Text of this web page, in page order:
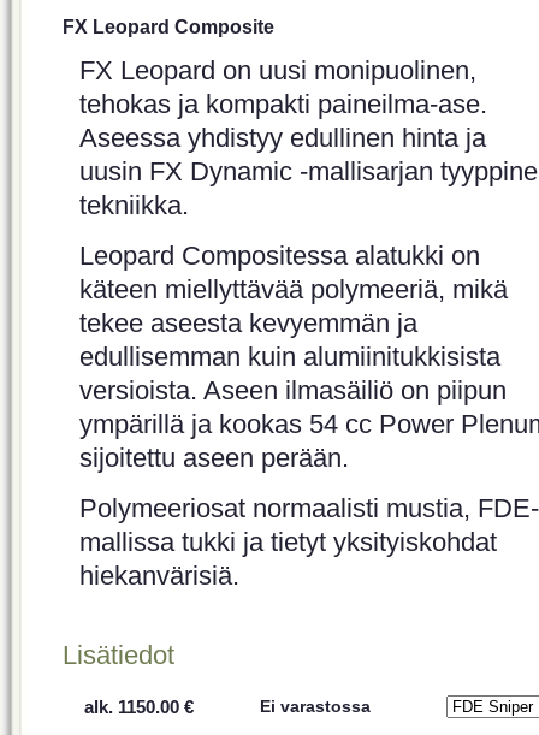
FX Leopard Composite
FX Leopard on uusi monipuolinen,
tehokas ja kompakti paineilma-ase.
Aseessa yhdistyy edullinen hinta ja
uusin FX Dynamic -mallisarjan
tekniikka.
Leopard Compositessa alatukki on
käteen miellyttävää polymeeriä, mikä
tekee aseesta kevyemmän ja
edullisemman kuin alumiinitukkisista
versioista. Aseen ilmasäiliö on piipun
ympärillä ja kookas 54 cc Power
sijoitettu aseen perään.
Polymeeriosat normaalisti mustia, FDE-
mallissa tukki ja tietyt yksityiskohdat
hiekanvärisiä.
Lisätiedot
alk. 1150.00 € Ei varastossa